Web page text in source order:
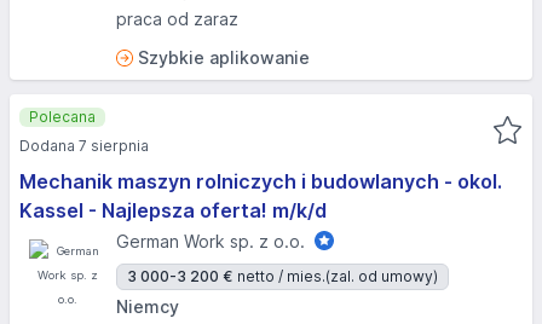
praca od zaraz
Szybkie aplikowanie
Mechanik maszyn rolniczych i budowlanych - okol.
Kassel - Najlepsza oferta! m/k/d
German Work sp. z o.o.
3 000-3 200 € netto / mies.(zal. od umowy)
Niemcy
Polecana
Dodana 7 sierpnia